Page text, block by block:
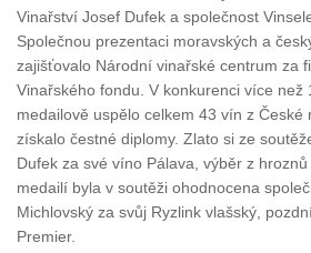
Vinařství Josef Dufek a společnost
Společnou prezentaci moravských a
zajišťovalo Národní vinařské centrum za
Vinařského fondu. V konkurenci více než
medailově uspělo celkem 43 vín z České
získalo čestné diplomy. Zlato si ze
Dufek za své víno Pálava, výběr z
medailí byla v soutěži ohodnocena
Michlovský za svůj Ryzlink vlašský,
Premier.